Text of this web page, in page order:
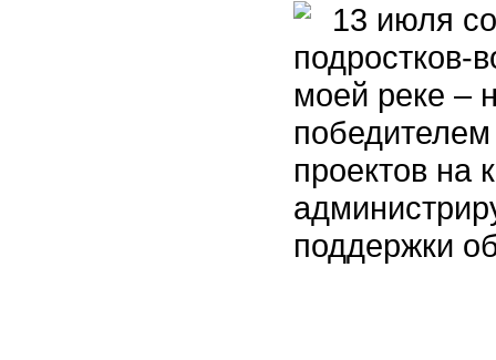
13 июля
подростков-
моей реке –
проектов на
поддержки